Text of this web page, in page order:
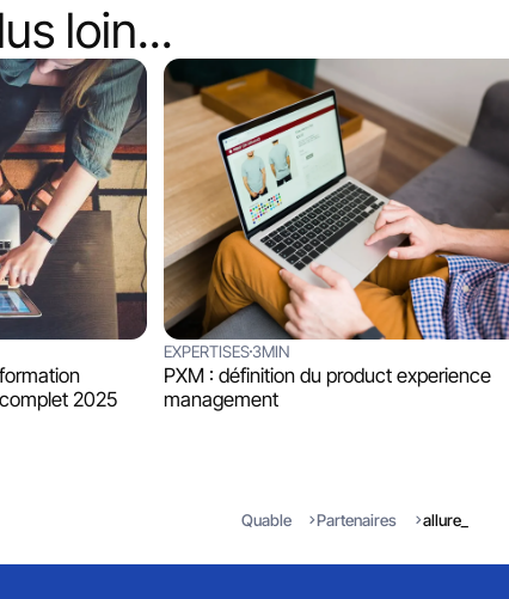
loin...
2025
EXPERTISES3MIN
PXM : définition du product experience
management
Quable Partenaires allure_